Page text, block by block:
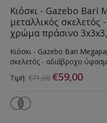
Κιόσκι - Gazebo Bari
μεταλλικός
χρώμα πράσινο
Κιόσκι - Gazebo Bari
σκελετός - αδιάβροχο
Τιμή: €71,00 €59,00